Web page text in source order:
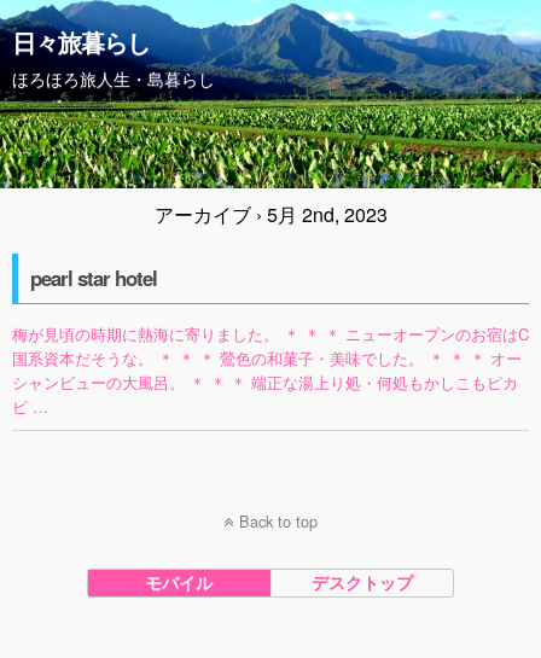
日々旅暮らし
ほろほろ旅人生・島暮らし
アーカイブ › 5月 2nd, 2023
pearl star hotel
梅が見頃の時期に熱海に寄りました。 ＊ ＊ ＊ ニューオープンのお宿はC
国系資本だそうな。 ＊ ＊ ＊ 鶯色の和菓子・美味でした。 ＊ ＊ ＊ オー
シャンビューの大風呂。 ＊ ＊ ＊ 端正な湯上り処・何処もかしこもピカ
ピ …
Back to top
モバイル デスクトップ